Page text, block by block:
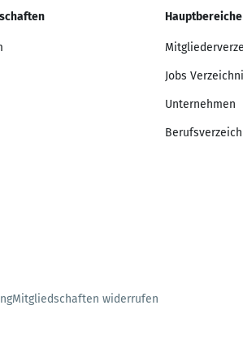
Hauptbereiche
Jobs
Unternehmen
Mitgliedschaften widerrufen